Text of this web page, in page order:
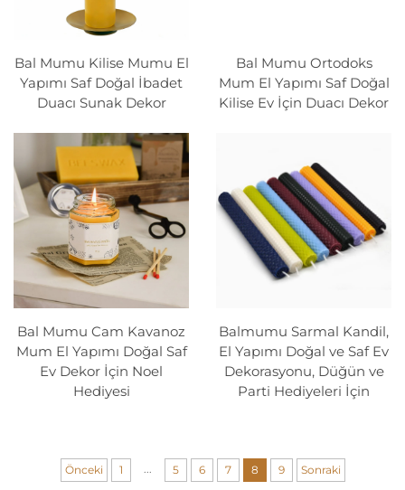
Bal Mumu Kilise Mumu El
Yapımı Saf Doğal İbadet
Duacı Sunak Dekor
Bal Mumu Ortodoks
Mum El Yapımı Saf Doğal
Kilise Ev İçin Duacı Dekor
Bal Mumu Cam Kavanoz
Mum El Yapımı Doğal Saf
Ev Dekor İçin Noel
Hediyesi
Balmumu Sarmal Kandil,
El Yapımı Doğal ve Saf Ev
Dekorasyonu, Düğün ve
Parti Hediyeleri İçin
Önceki 1 5 6 7 8 9 Sonraki